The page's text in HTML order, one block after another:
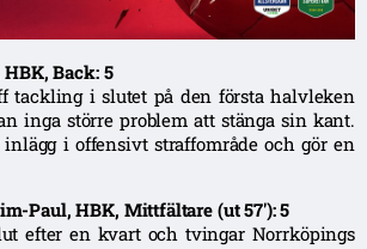
Back: 5
tackling i slutet på den första halvleken
inga större problem att stänga sin kant.
i offensivt straffområde och gör en
Paul, HBK, Mittfältare (ut 57′): 5
efter en kvart och tvingar Norrköpings